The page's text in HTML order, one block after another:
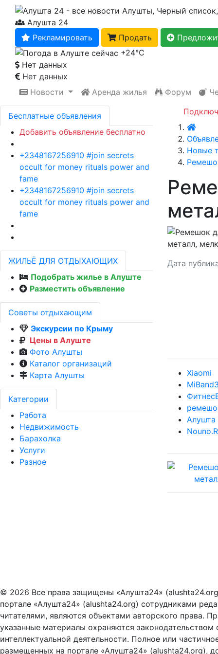
Алушта 24
Рекламировать
Продать
+24℃
Нет данных
Нет данных
Новости
Аренда жилья Форум
Новые
Дата
Xiaomi
Алушта
Бесплатные объявления
Добавить объявление бесплатно
+2348167256910 #join secrets
occult for money rituals power and
fame
+2348167256910 #join secrets
occult for money rituals power and
fame
ЖИЛЬЁ ДЛЯ ОТДЫХАЮЩИХ
Подобрать жилье в Алуште
Разместить объявление
Советы отдыхающим
Экскурсии по Крыму
Цены в Алуште
Фото Алушты
Каталог организаций
Карта Алушты
Категории
Работа
Недвижимость
Барахолка
Услуги
Разное
© 2026 Все права защищены «Алушта24»
портале «Алушта24» (alushta24.org) сотрудниками
читателями, являются объектами авторского права.
указанные материалы охраняются законодательством
интеллектуальной деятельности. Полное или
размещенных на портале «Алушта24» (alushta24.org),